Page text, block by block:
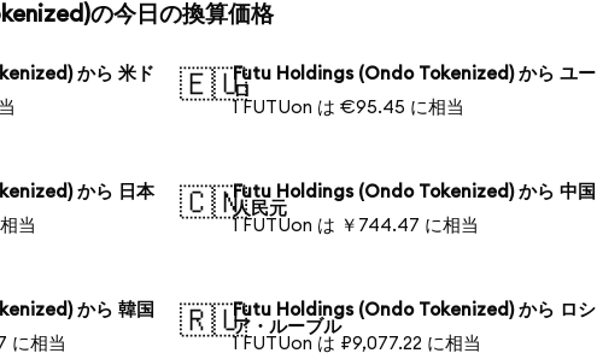
の今日の換算価格
から 米ド
🇪🇺Futu Holdings (Ondo Tokenized) から ユー
ロ
1 FUTUon は €95.45 に相当
から 日本
当
🇨🇳Futu Holdings (Ondo Tokenized) から 中国
人民元
1 FUTUon は ￥744.47 に相当
から 韓国
に相当
🇷🇺Futu Holdings (Ondo Tokenized) から ロシ
ア・ルーブル
1 FUTUon は ₽9,077.22 に相当